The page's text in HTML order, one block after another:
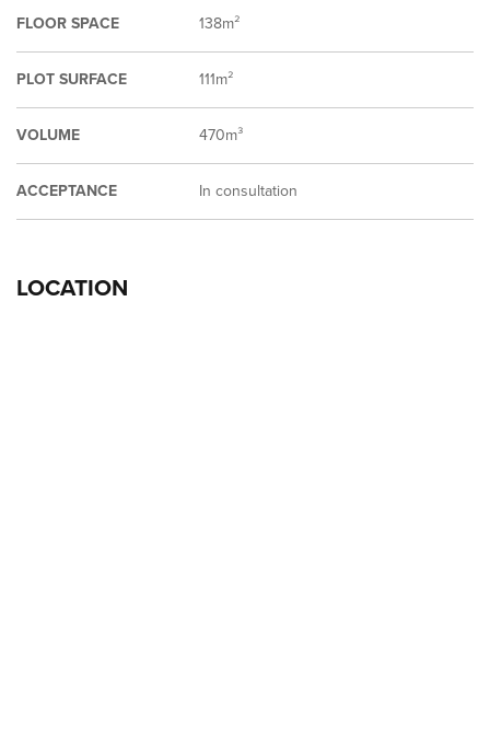
FLOOR SPACE 138m²
PLOT SURFACE 111m²
VOLUME 470m³
ACCEPTANCE In consultation
LOCATION